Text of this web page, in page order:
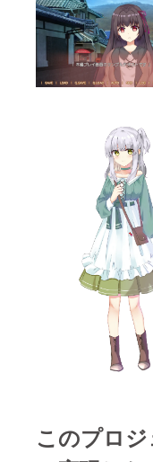
このプロジ